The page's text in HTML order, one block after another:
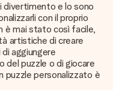
divertimento e lo sono
con il proprio
è mai stato così facile,
artistiche di creare
aggiungere
del puzzle o di giocare
puzzle personalizzato è